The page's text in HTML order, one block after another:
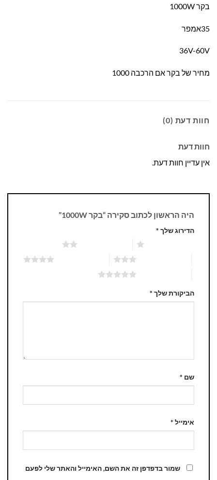
בקר 1000W
35אמפר
36V-60V
מחיר של בקר אם הרכבה 1000
חוות דעת (0)
חוות דעת
אין עדיין חוות דעת.
היה הראשון לכתוב סקירה “בקר 1000W”
הדירוג שלך *
הביקורת שלך *
שם *
אימייל *
שמור בדפדפן זה את השם, האימייל והאתר שלי לפעם